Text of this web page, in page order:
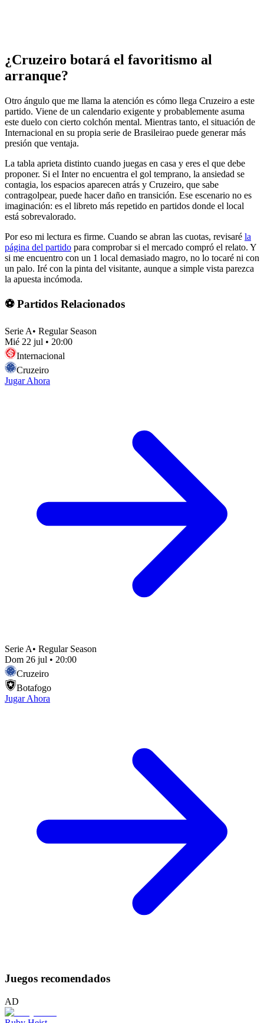
¿Cruzeiro botará el favoritismo al
arranque?
Otro ángulo que me llama la atención es cómo llega Cruzeiro a este
partido. Viene de un calendario exigente y probablemente asuma
este duelo con cierto colchón mental. Mientras tanto, el situación de
Internacional en su propia serie de Brasileirao puede generar más
presión que ventaja.
La tabla aprieta distinto cuando juegas en casa y eres el que debe
proponer. Si el Inter no encuentra el gol temprano, la ansiedad se
contagia, los espacios aparecen atrás y Cruzeiro, que sabe
contragolpear, puede hacer daño en transición. Ese escenario no es
imaginación: es el libreto más repetido en partidos donde el local
está sobrevalorado.
Por eso mi lectura es firme. Cuando se abran las cuotas, revisaré la
página del partido para comprobar si el mercado compró el relato. Y
si me encuentro con un 1 local demasiado magro, no lo tocaré ni con
un palo. Iré con la pinta del visitante, aunque a simple vista parezca
la apuesta incómoda.
⚽ Partidos Relacionados
Serie A• Regular Season
Mié 22 jul • 20:00
Internacional
Cruzeiro
Jugar Ahora
Serie A• Regular Season
Dom 26 jul • 20:00
Cruzeiro
Botafogo
Jugar Ahora
Juegos recomendados
AD